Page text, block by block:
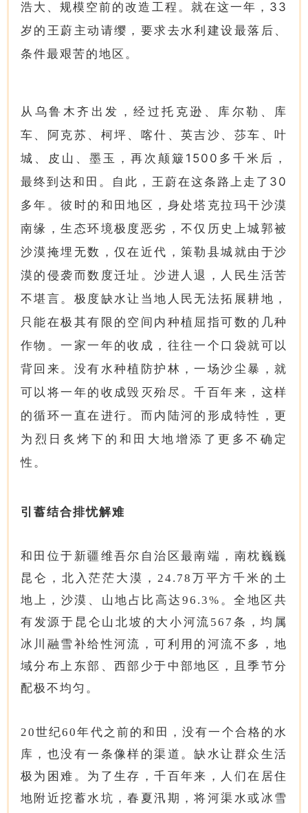
浩大、规模空前的改造工程。就在这一年，33
岁的王蔚主动请缨，要求去水利建设最落后、
条件最艰苦的地区。
从乌鲁木齐出发，经过托克逊、库尔勒、库
车、阿克苏、柯坪、喀什、英吉沙、莎车、叶
城、皮山、墨玉，再次颠簸1500多千米后，
最终到达和田。自此，王蔚在这条路上走了30
多年。彼时的和田地区，身处塔克拉玛干沙漠
南缘，生态环境极度恶劣，不仅历史上城郭被
沙漠掩埋无数，仅在近代，策勒县城就由于沙
漠的侵袭而数度迁址。沙进人退，人民生活苦
不堪言。极度缺水让当地人民无法拓展耕地，
只能在极其有限的空间内种植屈指可数的几种
作物。一家一年的收成，往往一个口袋就可以
背回来。没有水种植防护林，一场沙尘暴，就
可以将一年的收成毁灭殆尽。千百年来，这样
的循环一直在进行。而内陆河的形成特性，更
为烈日炙烤下的和田大地增添了更多不确定
性。
引蓄结合排忧解难
和田位于新疆维吾尔自治区最南端，南枕巍巍
昆仑，北入茫茫大漠，24.78万平方千米的土
地上，沙漠、山地占比高达96.3%。全地区共
有发源于昆仑山北坡的大小河流567条，均属
冰川融雪补给性河流，可利用的河流不多，地
域分布上东部、西部少于中部地区，且季节分
配极不均匀。
20世纪60年代之前的和田，没有一个合格的水
库，也没有一条像样的渠道。缺水让群众生活
极为困难。为了生存，千百年来，人们在居住
地附近挖蓄水坑，春夏汛期，将河渠水或冰雪